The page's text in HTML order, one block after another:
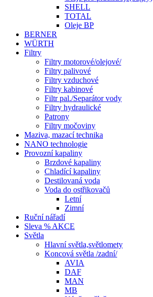
SHELL
TOTAL
Oleje BP
BERNER
WÜRTH
Filtry
Filtry motorové/olejové/
Filtry palivové
Filtry vzduchové
Filtry kabinové
Filtr pal./Separátor vody
Filtry hydraulické
Patrony
Filtry močoviny
Maziva, mazací technika
NANO technologie
Provozní kapaliny
Brzdové kapaliny
Chladící kapaliny
Destilovaná voda
Voda do ostřikovačů
Letní
Zimní
Ruční nářadí
Sleva % AKCE
Světla
Hlavní světla,světlomety
Koncová světla /zadní/
AVIA
DAF
MAN
MB